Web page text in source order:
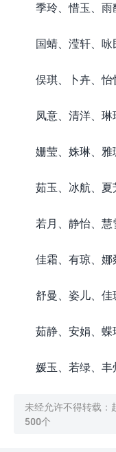
季玲、惜玉、雨
国蜻、滢轩、咏
俣琪、卜卉、怡
凤意、清洋、琳
姗莹、姝琳、雅
茹玉、冰航、夏
若月、静怡、慧
佳霜、有琼、娜
舒曼、姿儿、佳
茹静、安娟、蝶
媛玉、若绿、丰
未经允许不得转载：
500个